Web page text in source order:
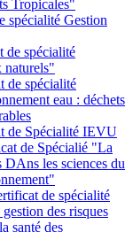
Tropicales"
spécialité Gestion
spécialité
naturels"
de spécialité
eau : déchets
de Spécialité IEVU
de Spécialié "La
DAns les sciences du
de spécialité
des risques
santé des